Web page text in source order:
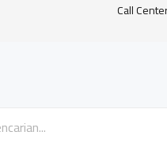
Call